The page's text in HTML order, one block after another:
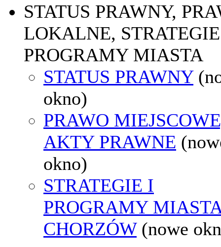
STATUS PRAWNY,
LOKALNE,
PROGRAMY MIASTA
STATUS PRAWNY
okno)
PRAWO
AKTY PRAWNE
okno)
STRATEGIE I
PROGRAMY
CHORZÓW (nowe